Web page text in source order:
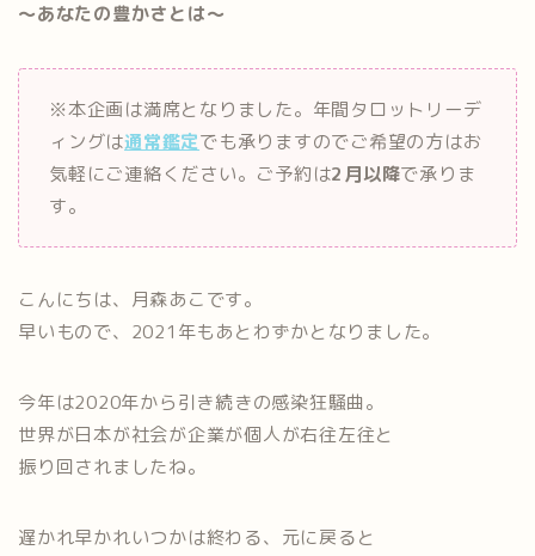
～あなたの豊かさとは～
※本企画は満席となりました。年間タロットリーデ
ィングは通常鑑定でも承りますのでご希望の方はお
気軽にご連絡ください。ご予約は2月以降で承りま
す。
こんにちは、月森あこです。
早いもので、2021年もあとわずかとなりました。
今年は2020年から引き続きの感染狂騒曲。
世界が日本が社会が企業が個人が右往左往と
振り回されましたね。
遅かれ早かれいつかは終わる、元に戻ると